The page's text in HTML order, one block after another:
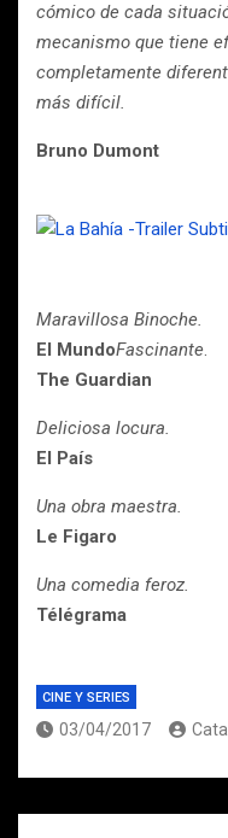
cómico de cada
mecanismo que tiene
completamente
más difícil.
Bruno Dumont
Maravillosa Binoche.
El MundoFascinante.
The Guardian
Deliciosa locura.
El País
Una obra maestra.
Le Figaro
Una comedia feroz.
Télégrama
CINE Y SERIES
03/04/2017